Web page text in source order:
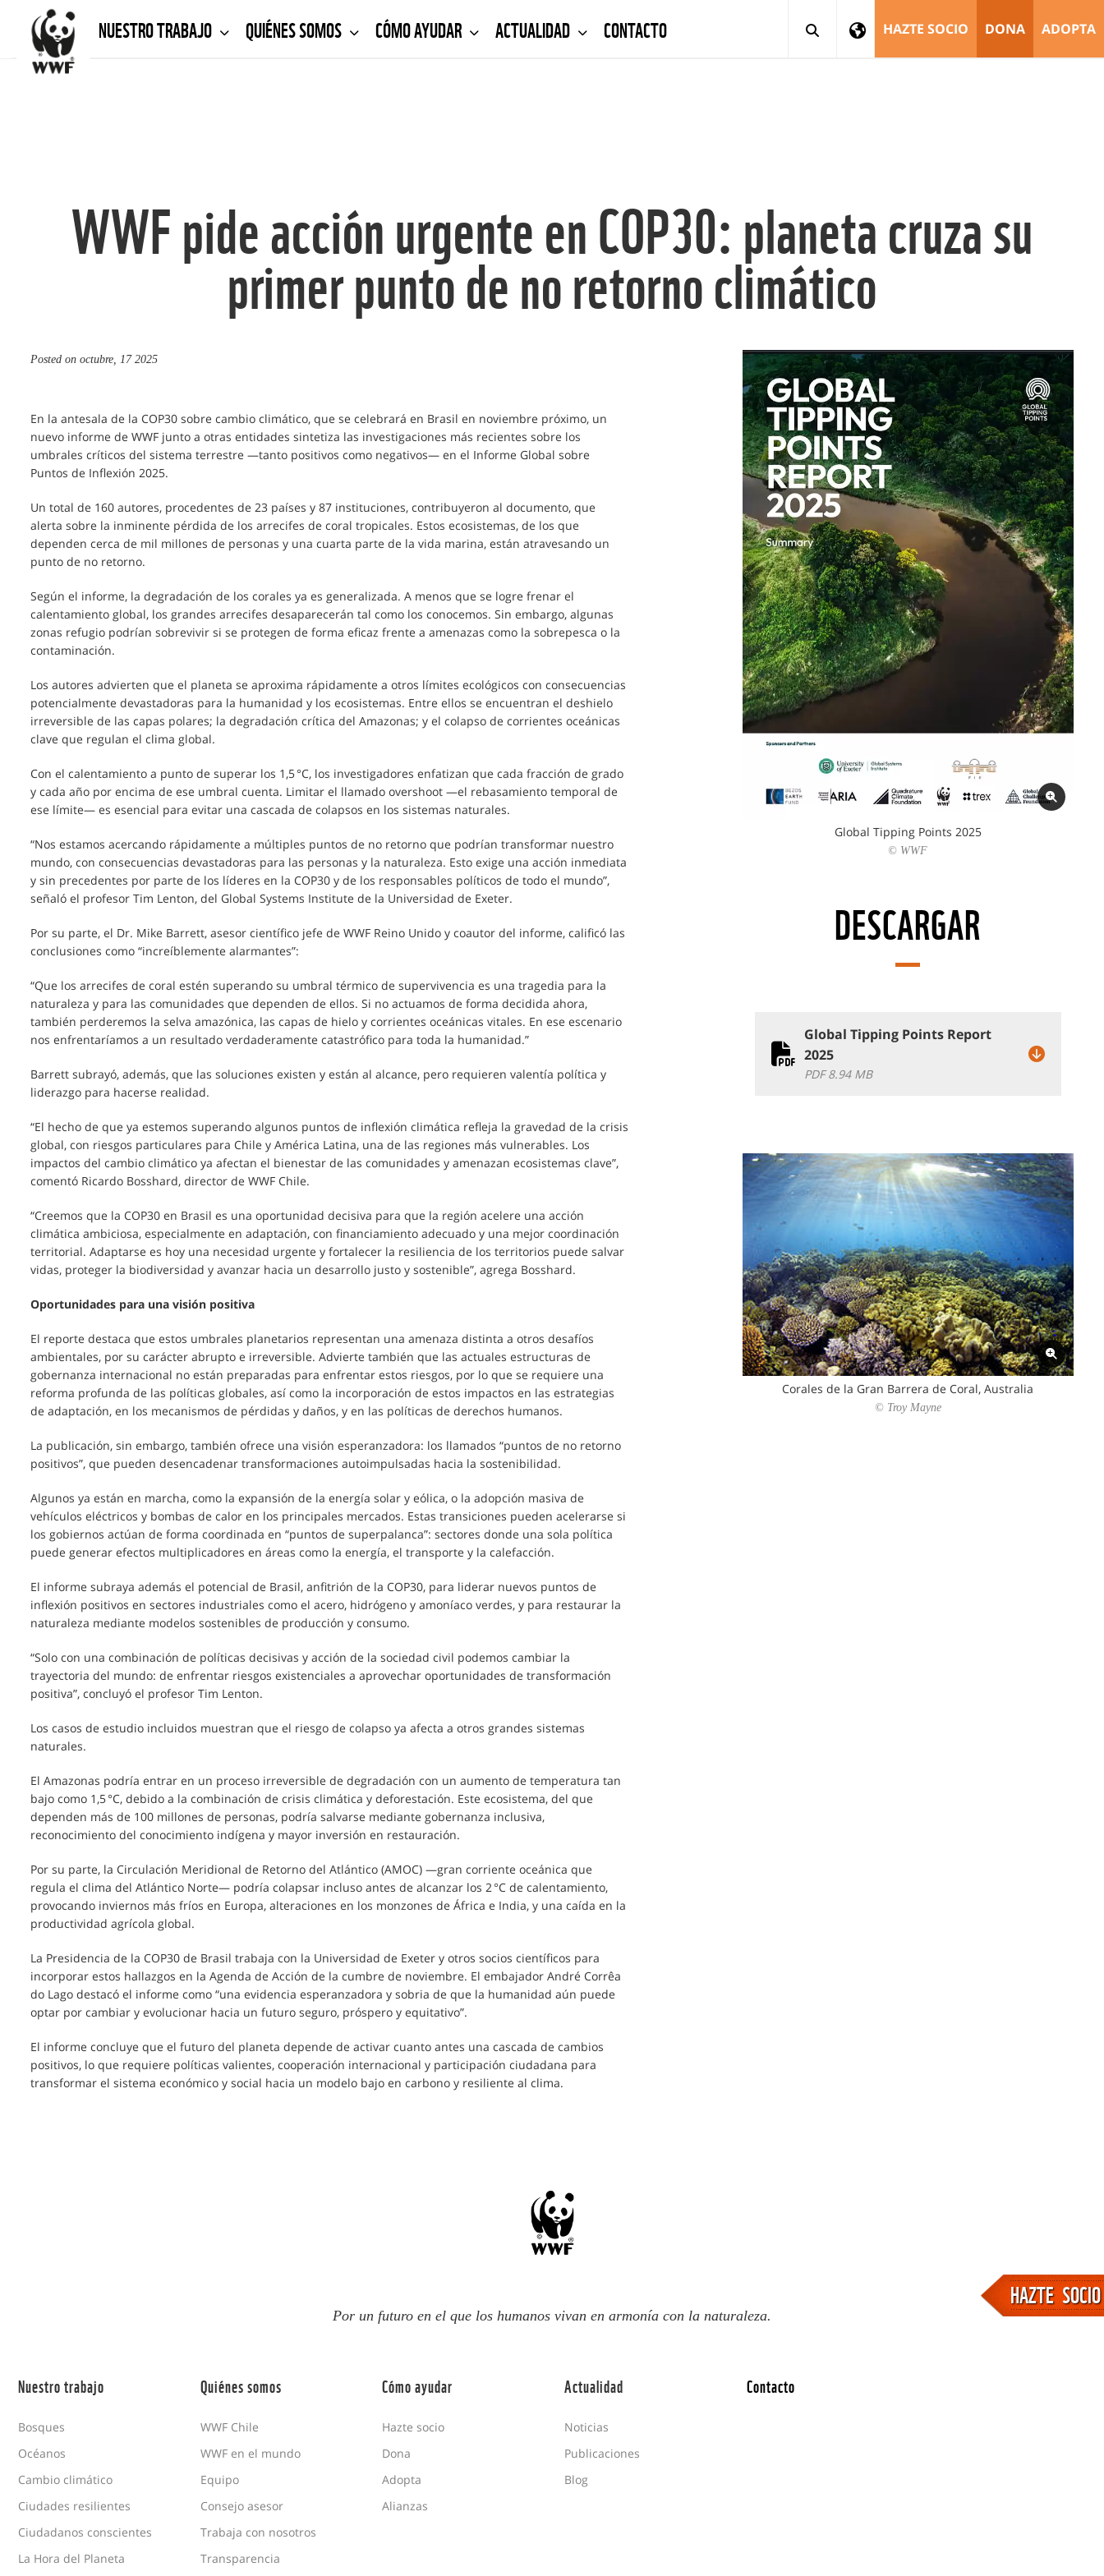
NUESTRO TRABAJO QUIÉNES SOMOS CÓMO AYUDAR ACTUALIDAD CONTACTO HAZTE SOCIO DONA ADOPTA
WWF pide acción urgente en COP30: planeta cruza su
primer punto de no retorno climático
Posted on octubre, 17 2025
En la antesala de la COP30 sobre cambio climático, que se celebrará en Brasil en noviembre próximo, un
nuevo informe de WWF junto a otras entidades sintetiza las investigaciones más recientes sobre los
umbrales críticos del sistema terrestre —tanto positivos como negativos— en el Informe Global sobre
Puntos de Inflexión 2025.
Un total de 160 autores, procedentes de 23 países y 87 instituciones, contribuyeron al documento, que
alerta sobre la inminente pérdida de los arrecifes de coral tropicales. Estos ecosistemas, de los que
dependen cerca de mil millones de personas y una cuarta parte de la vida marina, están atravesando un
punto de no retorno.
Según el informe, la degradación de los corales ya es generalizada. A menos que se logre frenar el
calentamiento global, los grandes arrecifes desaparecerán tal como los conocemos. Sin embargo, algunas
zonas refugio podrían sobrevivir si se protegen de forma eficaz frente a amenazas como la sobrepesca o la
contaminación.
Los autores advierten que el planeta se aproxima rápidamente a otros límites ecológicos con consecuencias
potencialmente devastadoras para la humanidad y los ecosistemas. Entre ellos se encuentran el deshielo
irreversible de las capas polares; la degradación crítica del Amazonas; y el colapso de corrientes oceánicas
clave que regulan el clima global.
Con el calentamiento a punto de superar los 1,5 °C, los investigadores enfatizan que cada fracción de grado
y cada año por encima de ese umbral cuenta. Limitar el llamado overshoot —el rebasamiento temporal de
ese límite— es esencial para evitar una cascada de colapsos en los sistemas naturales.
“Nos estamos acercando rápidamente a múltiples puntos de no retorno que podrían transformar nuestro
mundo, con consecuencias devastadoras para las personas y la naturaleza. Esto exige una acción inmediata
y sin precedentes por parte de los líderes en la COP30 y de los responsables políticos de todo el mundo”,
señaló el profesor Tim Lenton, del Global Systems Institute de la Universidad de Exeter.
Por su parte, el Dr. Mike Barrett, asesor científico jefe de WWF Reino Unido y coautor del informe, calificó las
conclusiones como “increíblemente alarmantes”:
“Que los arrecifes de coral estén superando su umbral térmico de supervivencia es una tragedia para la
naturaleza y para las comunidades que dependen de ellos. Si no actuamos de forma decidida ahora,
también perderemos la selva amazónica, las capas de hielo y corrientes oceánicas vitales. En ese escenario
nos enfrentaríamos a un resultado verdaderamente catastrófico para toda la humanidad.”
Barrett subrayó, además, que las soluciones existen y están al alcance, pero requieren valentía política y
liderazgo para hacerse realidad.
“El hecho de que ya estemos superando algunos puntos de inflexión climática refleja la gravedad de la crisis
global, con riesgos particulares para Chile y América Latina, una de las regiones más vulnerables. Los
impactos del cambio climático ya afectan el bienestar de las comunidades y amenazan ecosistemas clave”,
comentó Ricardo Bosshard, director de WWF Chile.
“Creemos que la COP30 en Brasil es una oportunidad decisiva para que la región acelere una acción
climática ambiciosa, especialmente en adaptación, con financiamiento adecuado y una mejor coordinación
territorial. Adaptarse es hoy una necesidad urgente y fortalecer la resiliencia de los territorios puede salvar
vidas, proteger la biodiversidad y avanzar hacia un desarrollo justo y sostenible”, agrega Bosshard.
Oportunidades para una visión positiva
El reporte destaca que estos umbrales planetarios representan una amenaza distinta a otros desafíos
ambientales, por su carácter abrupto e irreversible. Advierte también que las actuales estructuras de
gobernanza internacional no están preparadas para enfrentar estos riesgos, por lo que se requiere una
reforma profunda de las políticas globales, así como la incorporación de estos impactos en las estrategias
de adaptación, en los mecanismos de pérdidas y daños, y en las políticas de derechos humanos.
La publicación, sin embargo, también ofrece una visión esperanzadora: los llamados “puntos de no retorno
positivos”, que pueden desencadenar transformaciones autoimpulsadas hacia la sostenibilidad.
Algunos ya están en marcha, como la expansión de la energía solar y eólica, o la adopción masiva de
vehículos eléctricos y bombas de calor en los principales mercados. Estas transiciones pueden acelerarse si
los gobiernos actúan de forma coordinada en “puntos de superpalanca”: sectores donde una sola política
puede generar efectos multiplicadores en áreas como la energía, el transporte y la calefacción.
El informe subraya además el potencial de Brasil, anfitrión de la COP30, para liderar nuevos puntos de
inflexión positivos en sectores industriales como el acero, hidrógeno y amoníaco verdes, y para restaurar la
naturaleza mediante modelos sostenibles de producción y consumo.
“Solo con una combinación de políticas decisivas y acción de la sociedad civil podemos cambiar la
trayectoria del mundo: de enfrentar riesgos existenciales a aprovechar oportunidades de transformación
positiva”, concluyó el profesor Tim Lenton.
Los casos de estudio incluidos muestran que el riesgo de colapso ya afecta a otros grandes sistemas
naturales.
El Amazonas podría entrar en un proceso irreversible de degradación con un aumento de temperatura tan
bajo como 1,5 °C, debido a la combinación de crisis climática y deforestación. Este ecosistema, del que
dependen más de 100 millones de personas, podría salvarse mediante gobernanza inclusiva,
reconocimiento del conocimiento indígena y mayor inversión en restauración.
Por su parte, la Circulación Meridional de Retorno del Atlántico (AMOC) —gran corriente oceánica que
regula el clima del Atlántico Norte— podría colapsar incluso antes de alcanzar los 2 °C de calentamiento,
provocando inviernos más fríos en Europa, alteraciones en los monzones de África e India, y una caída en la
productividad agrícola global.
La Presidencia de la COP30 de Brasil trabaja con la Universidad de Exeter y otros socios científicos para
incorporar estos hallazgos en la Agenda de Acción de la cumbre de noviembre. El embajador André Corrêa
do Lago destacó el informe como “una evidencia esperanzadora y sobria de que la humanidad aún puede
optar por cambiar y evolucionar hacia un futuro seguro, próspero y equitativo”.
El informe concluye que el futuro del planeta depende de activar cuanto antes una cascada de cambios
positivos, lo que requiere políticas valientes, cooperación internacional y participación ciudadana para
transformar el sistema económico y social hacia un modelo bajo en carbono y resiliente al clima.
Global Tipping Points 2025
© WWF
DESCARGAR
Global Tipping Points Report
2025
PDF 8.94 MB
Corales de la Gran Barrera de Coral, Australia
© Troy Mayne
Por un futuro en el que los humanos vivan en armonía con la naturaleza.
Nuestro trabajo
Bosques
Océanos
Cambio climático
Ciudades resilientes
Ciudadanos conscientes
La Hora del Planeta
Quiénes somos
WWF Chile
WWF en el mundo
Equipo
Consejo asesor
Trabaja con nosotros
Transparencia
Cómo ayudar
Hazte socio
Dona
Adopta
Alianzas
Actualidad
Noticias
Publicaciones
Blog
Contacto
HAZTE SOCIO